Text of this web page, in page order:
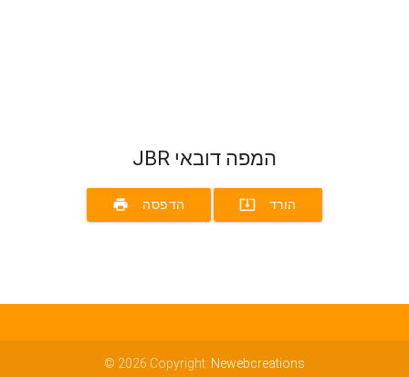
JBR המפה דובאי
print הדפסה system_update_alt הורד
© 2026 Copyright: Newebcreations